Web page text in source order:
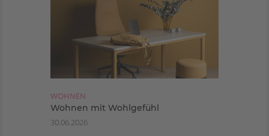
WOHNEN
Wohnen mit Wohlgefühl
30.06.2026